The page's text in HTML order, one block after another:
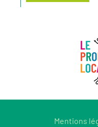
Mentions